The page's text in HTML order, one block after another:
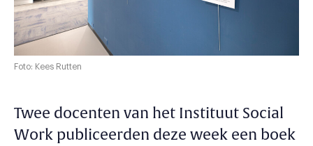
Foto: Kees Rutten
Twee docenten van het Instituut Social
Work publiceerden deze week een boek